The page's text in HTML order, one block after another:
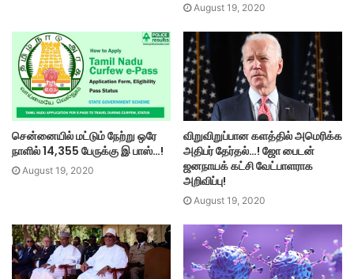
August 19, 2020
சென்னையில் மட்டும் நேற்று ஒரே
நாளில் 14,355 பேருக்கு இ பாஸ்…!
August 19, 2020
விறுவிறுப்பான களத்தில் அமெரிக்க
அதிபர் தேர்தல்…! ஜோ பைடன்
ஜனநாயக் கட்சி வேட்பாளராக
அறிவிப்பு!
August 19, 2020